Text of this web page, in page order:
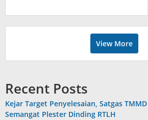
View More
Recent Posts
Kejar Target Penyelesaian, Satgas
Semangat Plester Dinding RTLH